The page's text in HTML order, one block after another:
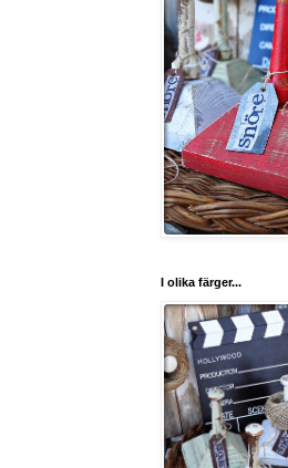
I olika färger...